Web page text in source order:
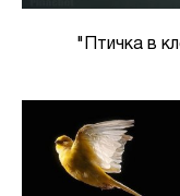
"Птичка в